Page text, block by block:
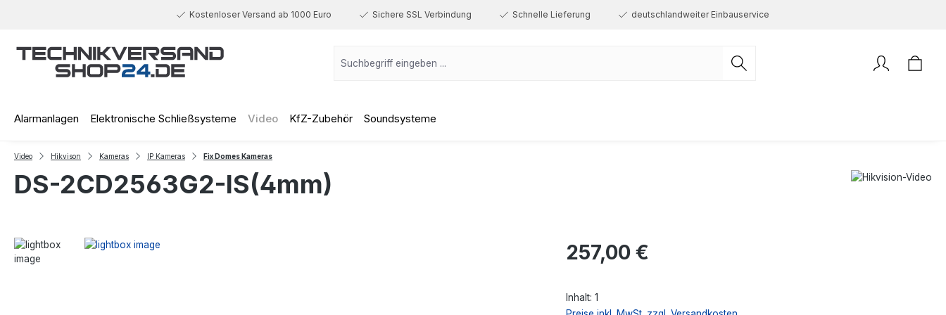
Kostenloser Versand ab 1000 Euro Sichere SSL Verbindung Schnelle Lieferung deutschlandweiter Einbauservice
Alarmanlagen Elektronische Schließsysteme Video KfZ-Zubehör Soundsysteme
Video Hikvison Kameras IP Kameras Fix Domes Kameras
DS-2CD2563G2-IS(4mm)
Regulärer Preis:
257,00 €
Inhalt: 1